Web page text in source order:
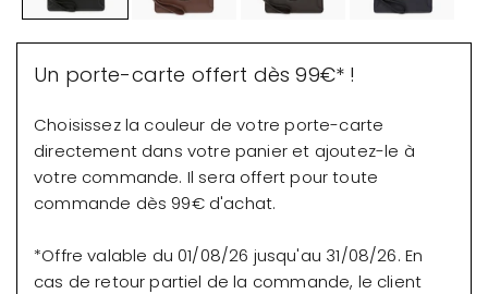
Un porte-carte offert dès 99€* !
Choisissez la couleur de votre porte-carte
directement dans votre panier et ajoutez-le à
votre commande. Il sera offert pour toute
commande dès 99€ d'achat.
*Offre valable du 01/08/26 jusqu'au 31/08/26. En
cas de retour partiel de la commande, le client